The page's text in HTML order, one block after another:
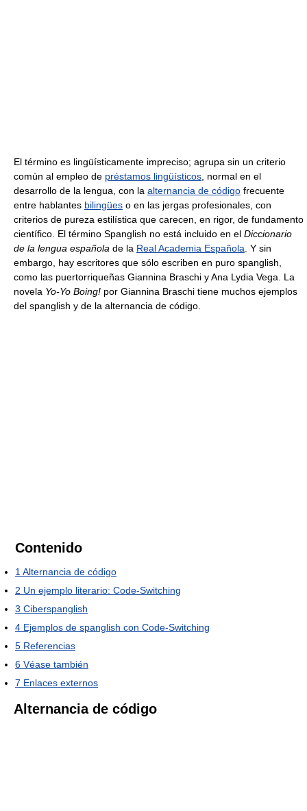
El término es lingüísticamente impreciso; agrupa sin un criterio
común al empleo de préstamos lingüísticos , normal en el
desarrollo de la lengua, con la alternancia de código frecuente
entre hablantes bilingües o en las jergas profesionales, con
criterios de pureza estilística que carecen, en rigor, de fundamento
científico. El término Spanglish no está incluido en el Diccionario
de la lengua española de la Real Academia Española . Y sin
embargo, hay escritores que sólo escriben en puro spanglish,
como las puertorriqueñas Giannina Braschi y Ana Lydia Vega. La
novela Yo-Yo Boing! por Giannina Braschi tiene muchos ejemplos
del spanglish y de la alternancia de código.
Contenido
1 Alternancia de código
2 Un ejemplo literario: Code-Switching
3 Ciberspanglish
4 Ejemplos de spanglish con Code-Switching
5 Referencias
6 Véase también
7 Enlaces externos
Alternancia de código